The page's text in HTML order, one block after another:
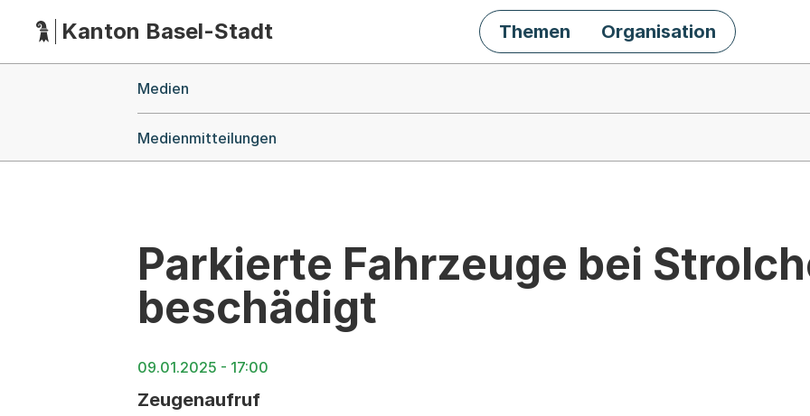
HauptnavigationKanton Basel-Stadt Themen Organisation
Medien
Medienmitteilungen
Parkierte Fahrzeuge bei
beschädigt
09.01.2025 - 17:00
Zeugenaufruf